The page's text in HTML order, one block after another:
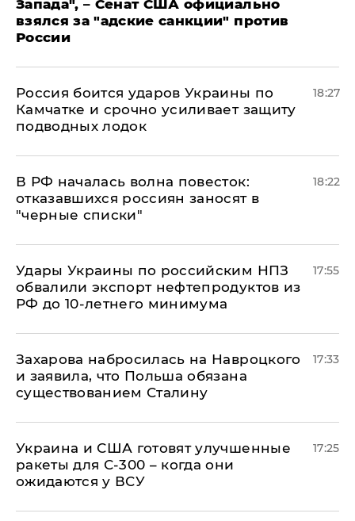
Запада", – Сенат США официально
взялся за "адские санкции" против
России
Россия боится ударов Украины по
Камчатке и срочно усиливает защиту
подводных лодок
18:27
​В РФ началась волна повесток:
отказавшихся россиян заносят в
"черные списки"
18:22
Удары Украины по российским НПЗ
обвалили экспорт нефтепродуктов из
РФ до 10-летнего минимума
17:55
​Захарова набросилась на Навроцкого
и заявила, что Польша обязана
существованием Сталину
17:33
Украина и США готовят улучшенные
ракеты для С-300 – когда они
ожидаются у ВСУ
17:25